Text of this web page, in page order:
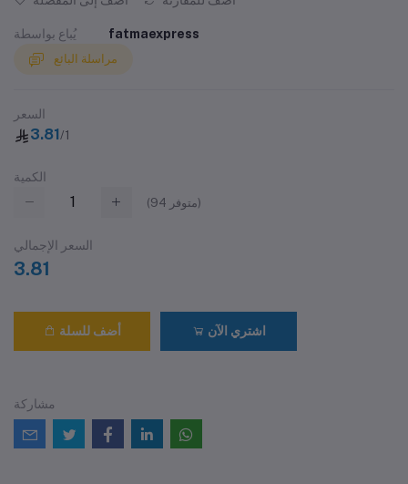
يُباع بواسطة fatmaexpress
مراسلة البائع
السعر
3.81/1
الكمية
(94 متوفر)
السعر الإجمالي
3.81
أضف للسلة اشتري الآن
مشاركة